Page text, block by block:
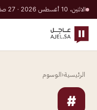
الاثنين، 10 أغسطس 2026 · 27 صفر 1448 هـ
الرئيسية‹الوسوم
#